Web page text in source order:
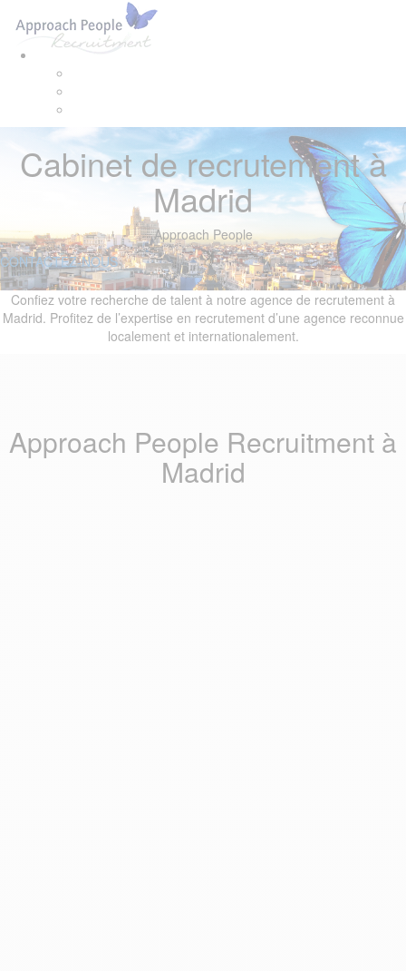
links
navigation
Cabinet de recrutement à
Madrid
Approach People
CONTACTEZ-NOUS
Confiez votre recherche de talent à notre agence de recrutement à
Madrid. Profitez de l’expertise en recrutement d’une agence reconnue
localement et internationalement.
Approach People Recruitment à
Madrid